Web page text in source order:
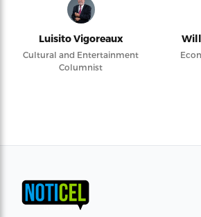
Luisito Vigoreaux
Cultural and Entertainment
Columnist